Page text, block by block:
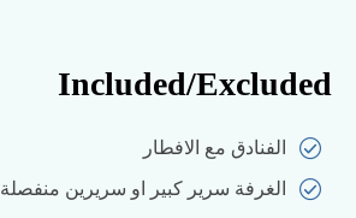
Included/Excluded
الفنادق مع الافطار
الغرفة سرير كبير او سريرين منفصلة